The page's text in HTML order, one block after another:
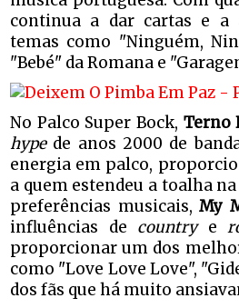
continua a dar cartas e a
temas como "Ninguém,
"Bebé" da Romana e
No Palco Super Bock, Terno
hypede anos 2000 de
energia em palco,
a quem estendeu a toalha
preferências musicais,My
influências de countrye
proporcionar um dos
como "Love Love Love",
dos fãs que há muito